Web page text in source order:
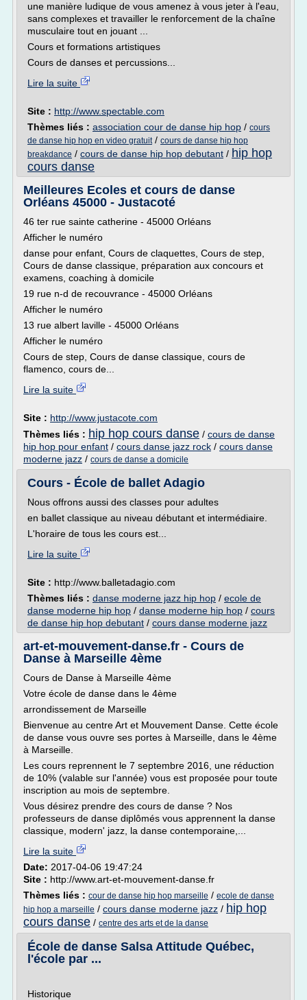
une manière ludique de vous amenez à vous jeter à l'eau,
sans complexes et travailler le renforcement de la chaîne
musculaire tout en jouant ...
Cours et formations artistiques
Cours de danses et percussions...
Lire la suite
Site : http://www.spectable.com
Thèmes liés : association cour de danse hip hop / cours
de danse hip hop en video gratuit/ cours de danse hip hop
breakdance / cours de danse hip hop debutant / hip hop
cours danse
Meilleures Ecoles et cours de danse
Orléans 45000 - Justacoté
46 ter rue sainte catherine - 45000 Orléans
Afficher le numéro
danse pour enfant, Cours de claquettes, Cours de step,
Cours de danse classique, préparation aux concours et
examens, coaching à domicile
19 rue n-d de recouvrance - 45000 Orléans
Afficher le numéro
13 rue albert laville - 45000 Orléans
Afficher le numéro
Cours de step, Cours de danse classique, cours de
flamenco, cours de...
Lire la suite
Site : http://www.justacote.com
Thèmes liés : hip hop cours danse / cours de danse
hip hop pour enfant / cours danse jazz rock / cours danse
moderne jazz / cours de danse a domicile
Cours - École de ballet Adagio
Nous offrons aussi des classes pour adultes
en ballet classique au niveau débutant et intermédiaire.
L'horaire de tous les cours est...
Lire la suite
Site : http://www.balletadagio.com
Thèmes liés : danse moderne jazz hip hop / ecole de
danse moderne hip hop / danse moderne hip hop / cours
de danse hip hop debutant / cours danse moderne jazz
art-et-mouvement-danse.fr - Cours de
Danse à Marseille 4ème
Cours de Danse à Marseille 4ème
Votre école de danse dans le 4ème
arrondissement de Marseille
Bienvenue au centre Art et Mouvement Danse. Cette école
de danse vous ouvre ses portes à Marseille, dans le 4ème
à Marseille.
Les cours reprennent le 7 septembre 2016, une réduction
de 10% (valable sur l'année) vous est proposée pour toute
inscription au mois de septembre.
Vous désirez prendre des cours de danse ? Nos
professeurs de danse diplômés vous apprennent la danse
classique, modern' jazz, la danse contemporaine,...
Lire la suite
Date: 2017-04-06 19:47:24
Site : http://www.art-et-mouvement-danse.fr
Thèmes liés : cour de danse hip hop marseille / ecole de danse
hip hop a marseille / cours danse moderne jazz / hip hop
cours danse / centre des arts et de la danse
École de danse Salsa Attitude Québec,
l'école par ...
Historique